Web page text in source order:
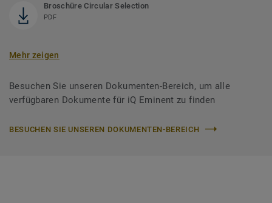
Broschüre Circular Selection
PDF
Mehr zeigen
Besuchen Sie unseren Dokumenten-Bereich, um alle
verfügbaren Dokumente für iQ Eminent zu finden
BESUCHEN SIE UNSEREN DOKUMENTEN-BEREICH